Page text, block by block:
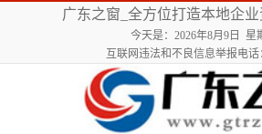
广东之窗_全方位打造本地企
今天是：2026年8月9日 星
互联网违法和不良信息举报电话